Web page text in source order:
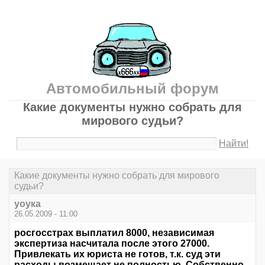
Автомобильный форум
Какие документы нужно собрать для
мирового судьи?
Найти!
Какие документы нужно собрать для мирового
судьи?
уоука
26.05.2009 - 11:00
росгосстрах выплатил 8000, независимая
экспертиза насчитала после этого 27000.
Привлекать их юриста не готов, т.к. суд эти